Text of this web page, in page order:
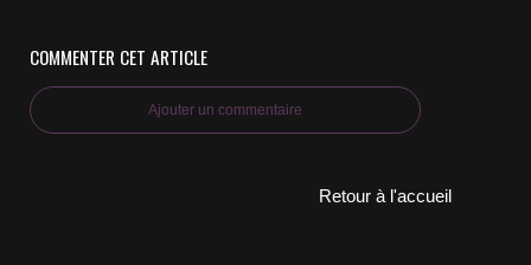
COMMENTER CET ARTICLE
Ajouter un commentaire
Retour à l'accueil